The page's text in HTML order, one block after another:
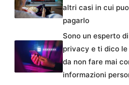
altri casi in cui
pagarlo
Sono un esperto di
privacy e ti dico le
da non fare mai
informazioni